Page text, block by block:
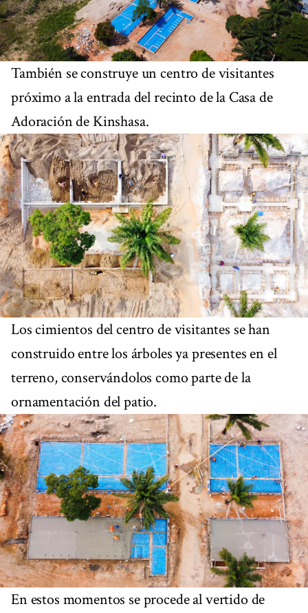
También se construye un centro de visitantes
próximo a la entrada del recinto de la Casa de
Adoración de Kinshasa.
Los cimientos del centro de visitantes se han
construido entre los árboles ya presentes en el
terreno, conservándolos como parte de la
ornamentación del patio.
En estos momentos se procede al vertido de